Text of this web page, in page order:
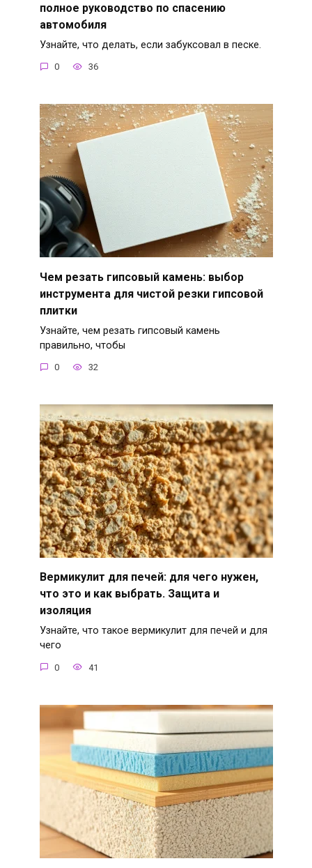
полное руководство по спасению
автомобиля
Узнайте, что делать, если забуксовал в песке.
0 36
Чем резать гипсовый камень: выбор
инструмента для чистой резки гипсовой
плитки
Узнайте, чем резать гипсовый камень
правильно, чтобы
0 32
Вермикулит для печей: для чего нужен,
что это и как выбрать. Защита и
изоляция
Узнайте, что такое вермикулит для печей и для
чего
0 41